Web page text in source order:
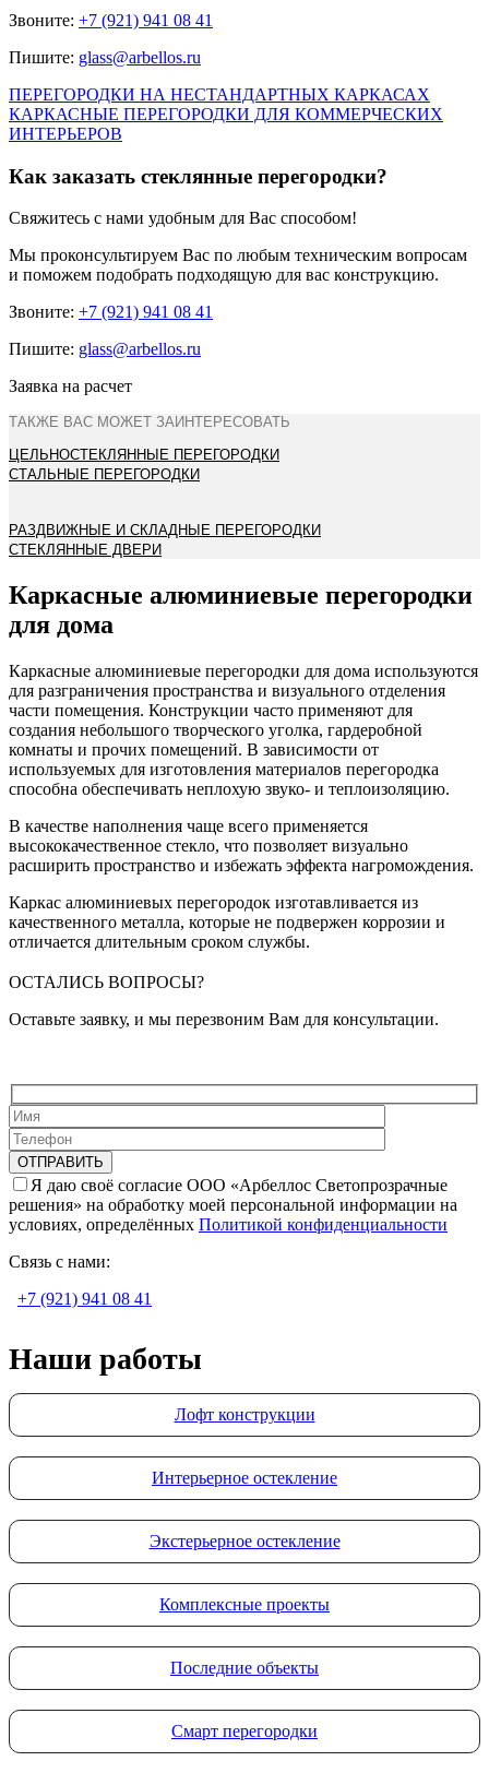
Звоните: +7 (921) 941 08 41
Пишите: glass@arbellos.ru
ПЕРЕГОРОДКИ НА НЕСТАНДАРТНЫХ КАРКАСАХ
КАРКАСНЫЕ ПЕРЕГОРОДКИ ДЛЯ КОММЕРЧЕСКИХ
ИНТЕРЬЕРОВ
Как заказать стеклянные перегородки?
Свяжитесь с нами удобным для Вас способом!
Мы проконсультируем Вас по любым техническим вопросам
и поможем подобрать подходящую для вас конструкцию.
Звоните: +7 (921) 941 08 41
Пишите: glass@arbellos.ru
Заявка на расчет
ТАКЖЕ ВАС МОЖЕТ ЗАИНТЕРЕСОВАТЬ
ЦЕЛЬНОСТЕКЛЯННЫЕ ПЕРЕГОРОДКИ
СТАЛЬНЫЕ ПЕРЕГОРОДКИ
РАЗДВИЖНЫЕ И СКЛАДНЫЕ ПЕРЕГОРОДКИ
СТЕКЛЯННЫЕ ДВЕРИ
Каркасные алюминиевые перегородки
для дома
Каркасные алюминиевые перегородки для дома используются
для разграничения пространства и визуального отделения
части помещения. Конструкции часто применяют для
создания небольшого творческого уголка, гардеробной
комнаты и прочих помещений. В зависимости от
используемых для изготовления материалов перегородка
способна обеспечивать неплохую звуко- и теплоизоляцию.
В качестве наполнения чаще всего применяется
высококачественное стекло, что позволяет визуально
расширить пространство и избежать эффекта нагромождения.
Каркас алюминиевых перегородок изготавливается из
качественного металла, которые не подвержен коррозии и
отличается длительным сроком службы.
ОСТАЛИСЬ ВОПРОСЫ?
Оставьте заявку, и мы перезвоним Вам для консультации.
Я даю своё согласие ООО «Арбеллос Светопрозрачные
решения» на обработку моей персональной информации на
условиях, определённых Политикой конфиденциальности
Связь с нами:
+7 (921) 941 08 41
Наши работы
Лофт конструкции
Интерьерное остекление
Экстерьерное остекление
Комплексные проекты
Последние объекты
Смарт перегородки